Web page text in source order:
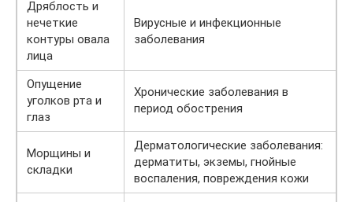
Дряблость и
нечеткие
контуры овала
лица
Вирусные и инфекционные
заболевания
Опущение
уголков рта и
глаз
Хронические заболевания в
период обострения
Морщины и
складки
Дерматологические заболевания:
дерматиты, экземы, гнойные
воспаления, повреждения кожи